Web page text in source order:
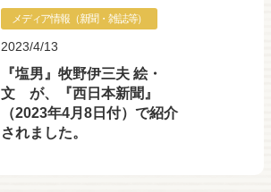
メディア情報（新聞・雑誌等）
2023/4/13
『塩男』牧野伊三夫 絵・
文 が、『西日本新聞』
（2023年4月8日付）で紹介
されました。